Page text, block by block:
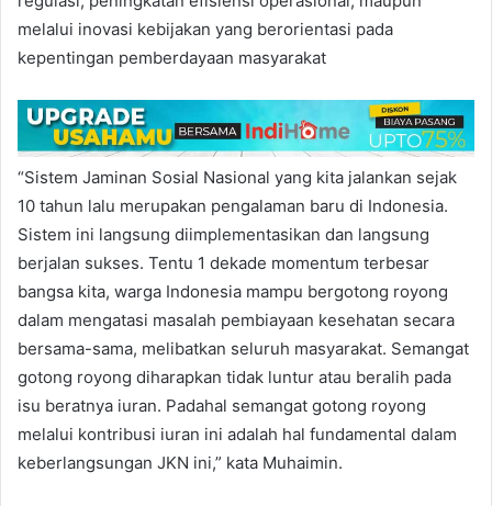
melalui inovasi kebijakan yang berorientasi pada
kepentingan pemberdayaan masyarakat
“Sistem Jaminan Sosial Nasional yang kita jalankan sejak
10 tahun lalu merupakan pengalaman baru di Indonesia.
Sistem ini langsung diimplementasikan dan langsung
berjalan sukses. Tentu 1 dekade momentum terbesar
bangsa kita, warga Indonesia mampu bergotong royong
dalam mengatasi masalah pembiayaan kesehatan secara
bersama-sama, melibatkan seluruh masyarakat. Semangat
gotong royong diharapkan tidak luntur atau beralih pada
isu beratnya iuran. Padahal semangat gotong royong
melalui kontribusi iuran ini adalah hal fundamental dalam
keberlangsungan JKN ini,” kata Muhaimin.